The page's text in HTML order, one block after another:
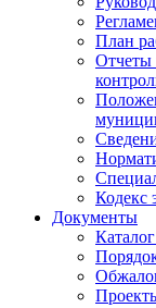
План
Отчеты
Кодекс
Документы